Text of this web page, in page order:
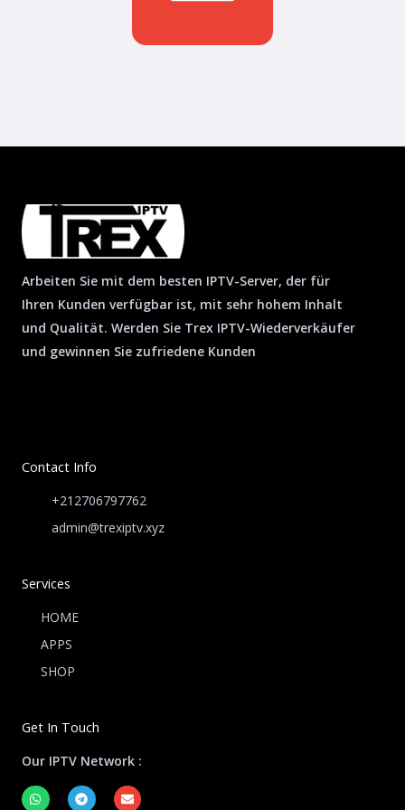
p
m
e
Arbeiten Sie mit dem besten IPTV-Server, der für
Ihren Kunden verfügbar ist, mit sehr hohem Inhalt
und Qualität. Werden Sie Trex IPTV-Wiederverkäufer
und gewinnen Sie zufriedene Kunden
Contact Info
+212706797762
admin@trexiptv.xyz
Services
HOME
APPS
SHOP
Get In Touch
Our IPTV Network :
W
h
T
e
E
n